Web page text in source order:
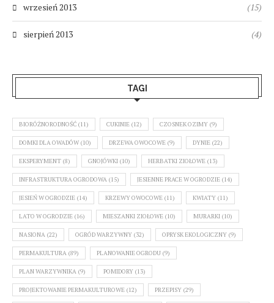
wrzesień 2013 (15)
sierpień 2013 (4)
TAGI
BIORÓŻNORODNOŚĆ (11) CUKINIE (12) CZOSNEK OZIMY (9)
DOMKI DLA OWADÓW (10) DRZEWA OWOCOWE (9) DYNIE (22)
EKSPERYMENT (8) GNOJÓWKI (10) HERBATKI ZIOŁOWE (13)
INFRASTRUKTURA OGRODOWA (15) JESIENNE PRACE W OGRODZIE (14)
JESIEŃ W OGRODZIE (14) KRZEWY OWOCOWE (11) KWIATY (11)
LATO W OGRODZIE (16) MIESZANKI ZIOŁOWE (10) MURARKI (10)
NASIONA (22) OGRÓD WARZYWNY (32) OPRYSK EKOLOGICZNY (9)
PERMAKULTURA (89) PLANOWANIE OGRODU (9)
PLAN WARZYWNIKA (9) POMIDORY (13)
PROJEKTOWANIE PERMAKULTUROWE (12) PRZEPISY (29)